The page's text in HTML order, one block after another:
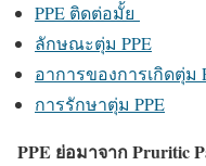
PPE ติดต่อมั้ย
ลักษณะตุ่ม PPE
อาการของการเกิดตุ่ม
การรักษาตุ่ม PPE
PPE ย่อมาจาก Pruritic